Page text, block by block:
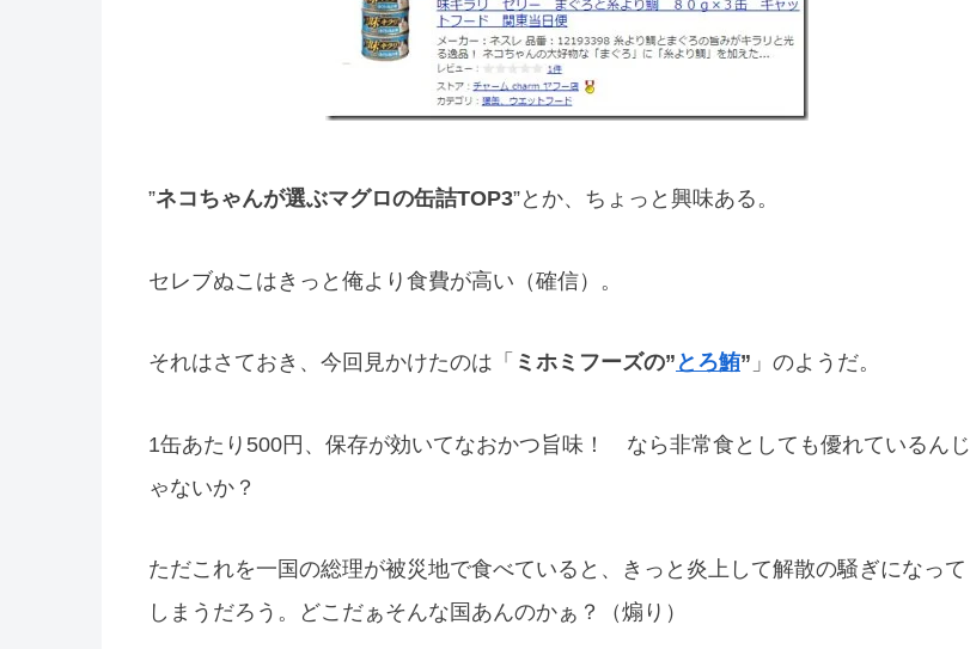
”ネコちゃんが選ぶマグロの缶詰TOP3”とか、ちょっと興味ある。
セレブぬこはきっと俺より食費が高い（確信）。
それはさておき、今回見かけたのは「 ミホミフーズの” とろ鮪” 」のようだ。
1缶あたり500円、保存が効いてなおかつ旨味！ なら非常食としても優れているんじ
ゃないか？
ただこれを一国の総理が被災地で食べていると、きっと炎上して解散の騒ぎになって
しまうだろう。どこだぁそんな国あんのかぁ？（煽り）